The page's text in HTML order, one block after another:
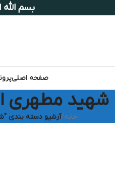
بسم الله
صفحه اصلی
شهید مطهری
خانه/آرشیو دسته بندی